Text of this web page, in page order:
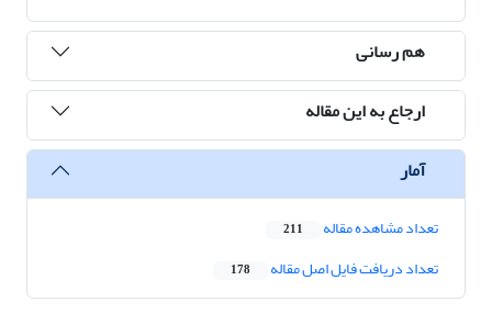
هم رسانی
ارجاع به این مقاله
آمار
تعداد مشاهده مقاله 211
تعداد دریافت فایل اصل مقاله 178